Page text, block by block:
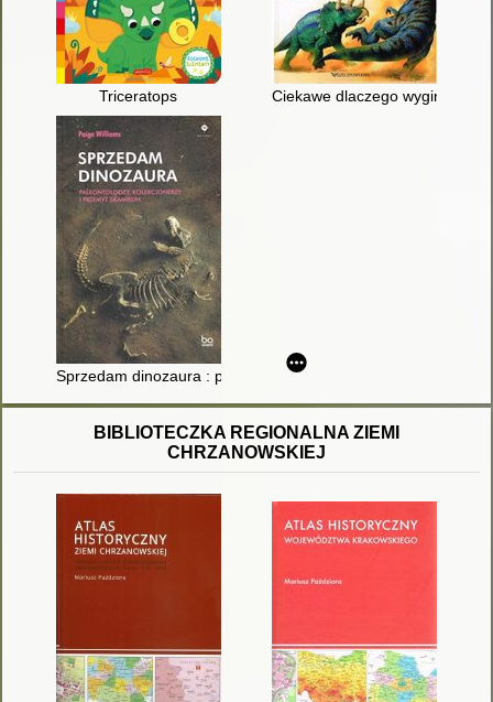
Triceratops Ciekawe dlaczego wyginęły
Sprzedam dinozaura : paleontolodzy, kolekcjonerzy i przemyt
BIBLIOTECZKA REGIONALNA ZIEMI
CHRZANOWSKIEJ